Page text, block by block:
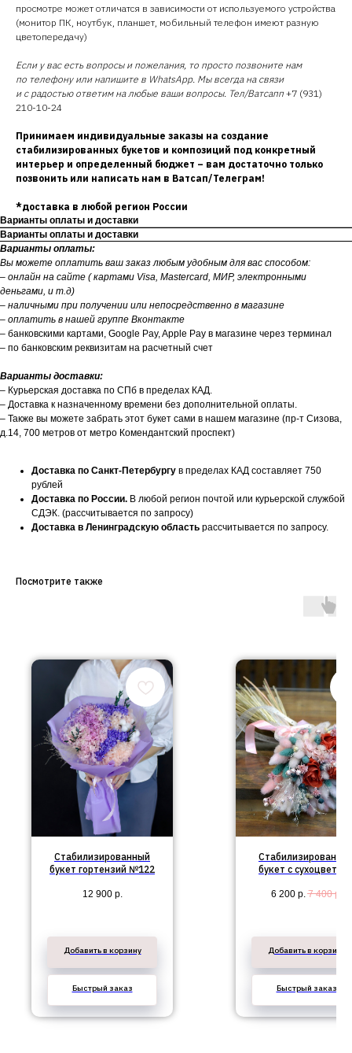
просмотре может отличатся в зависимости от используемого устройства
(монитор ПК, ноутбук, планшет, мобильный телефон имеют разную
цветопередачу)
Если у вас есть вопросы и пожелания, то просто позвоните нам
по телефону или напишите в WhatsApp. Мы всегда на связи
и с радостью ответим на любые ваши вопросы. Тел/Ватсапп+7 (931)
210-10-24
Принимаем индивидуальные заказы на создание
стабилизированных букетов и композиций под конкретный
интерьер и определенный бюджет – вам достаточно только
позвонить или написать нам в Ватсап/Телеграм!
*доставка в любой регион России
Варианты оплаты и доставки
Варианты оплаты и доставки
Варианты оплаты:
Вы можете оплатить ваш заказ любым удобным для вас способом:
– онлайн на сайте ( картами Visa, Mastercard, МИР, электронными
деньгами, и т.д)
– наличными при получении или непосредственно в магазине
– оплатить в нашей группе Вконтакте
– банковскими картами, Google Pay, Apple Pay в магазине через терминал
– по банковским реквизитам на расчетный счет
Варианты доставки:
– Курьерская доставка по СПб в пределах КАД.
– Доставка к назначенному времени без дополнительной оплаты.
– Также вы можете забрать этот букет сами в нашем магазине (пр-т Сизова,
д.14, 700 метров от метро Комендантский проспект)
Доставка по Санкт-Петербургу в пределах КАД составляет 750
рублей
Доставка по России. В любой регион почтой или курьерской службой
СДЭК. (рассчитывается по запросу)
Доставка в Ленинградскую область рассчитывается по запросу.
Посмотрите также
Стабилизированный
букет гортензий №122
12 900 р.
Добавить в корзину
Быстрый заказ
букет с
6 200 р. 7 400 р.
Добавить в корзину
Быстрый заказ